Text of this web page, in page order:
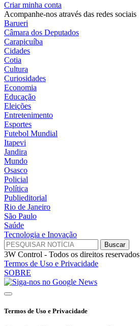
Criar minha conta
Acompanhe-nos através das redes sociais
Barueri
Câmara dos Deputados
Carapicuíba
Cidades
Cotia
Cultura
Curiosidades
Economia
Educação
Eleições
Entretenimento
Esportes
Futebol Mundial
Itapevi
Jandira
Mundo
Osasco
Policial
Política
Publieditorial
Rio de Janeiro
São Paulo
Saúde
Tecnologia e Inovação
3W Control - Todos os direitos reservados
Termos de Uso e Privacidade
SOBRE
Termos de Uso e Privacidade